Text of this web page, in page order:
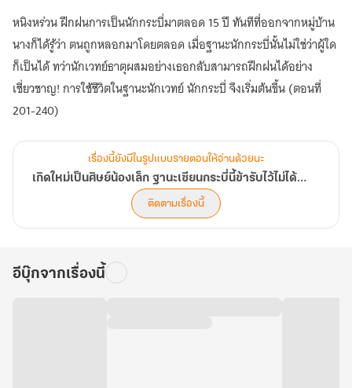
รับ
ไม่
ได้
หรอก!
เล็ก
ฐานะ
เซียน
กระบี่
นี้
ข้า
ไม่
ได้
หรอก!
หนิงหร่วน ฝึกฝนการเป็นนักกระบี่มาตลอด 15 ปี ทันทีที่ออกจากหมู่บ้าน
นางก็ได้รู้ว่า ตนถูกหลอกมาโดยตลอด เมื่อฐานะนักกระบี่นั้นไม่ใช่ว่าผู้ใด
ก็เป็นได้ ทว่านักเวทย์ธาตุผสมอย่างเธอกลับสามารถฝึกฝนได้อย่าง
เชี่ยวชาญ! การใช้ชีวิตในฐานะนักเวทย์ นักกระบี่ จึงเริ่มต้นขึ้น (ตอนที่
201-240)
เรื่องนี้ยังมีในรูปแบบรายตอนให้อ่านด้วยนะ
เกิดใหม่เป็นศิษย์น้องเล็ก ฐานะเซียนกระบี่นี้ข้ารับไว้ไม่ได้หรอก!
ติดตามเรื่องนี้
อีบุ๊กจากเรื่องนี้